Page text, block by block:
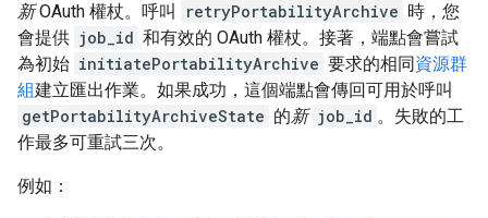
新OAuth 權杖。呼叫 retryPortabilityArchive 時，您
會提供 job_id 和有效的 OAuth 權杖。接著，端點會嘗試
為初始 initiatePortabilityArchive 要求的相同資源群
組建立匯出作業。如果成功，這個端點會傳回可用於呼叫
getPortabilityArchiveState 的新 job_id 。失敗的工
作最多可重試三次。
例如：